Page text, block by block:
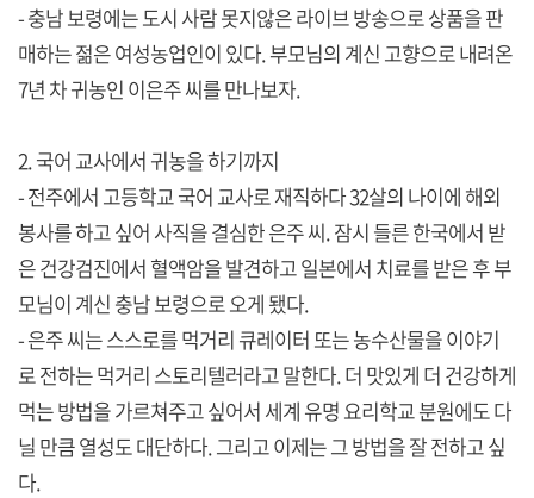
- 충남 보령에는 도시 사람 못지않은 라이브 방송으로 상품을 판
매하는 젊은 여성농업인이 있다. 부모님의 계신 고향으로 내려온
7년 차 귀농인 이은주 씨를 만나보자.
2. 국어 교사에서 귀농을 하기까지
- 전주에서 고등학교 국어 교사로 재직하다 32살의 나이에 해외
봉사를 하고 싶어 사직을 결심한 은주 씨. 잠시 들른 한국에서 받
은 건강검진에서 혈액암을 발견하고 일본에서 치료를 받은 후 부
모님이 계신 충남 보령으로 오게 됐다.
- 은주 씨는 스스로를 먹거리 큐레이터 또는 농수산물을 이야기
로 전하는 먹거리 스토리텔러라고 말한다. 더 맛있게 더 건강하게
먹는 방법을 가르쳐주고 싶어서 세계 유명 요리학교 분원에도 다
닐 만큼 열성도 대단하다. 그리고 이제는 그 방법을 잘 전하고 싶
다.